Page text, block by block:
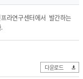
라연구센터에서 발간하는
다운로드